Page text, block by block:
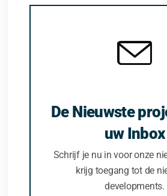
De Nieuwste
uw Inbox
Schrijf je nu in voor onze
krijg toegang tot de
developments.